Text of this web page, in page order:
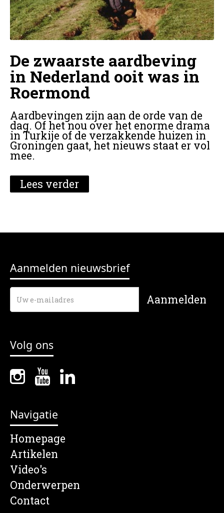
De zwaarste aardbeving
in Nederland ooit was in
Roermond
Aardbevingen zijn aan de orde van de
dag. Of het nou over het enorme drama
in Turkije of de verzakkende huizen in
Groningen gaat, het nieuws staat er vol
mee.
Lees verder
Aanmelden nieuwsbrief
Volg ons
Navigatie
Homepage
Artikelen
Video's
Onderwerpen
Contact